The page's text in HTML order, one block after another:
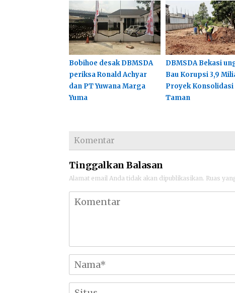
Bobihoe desak DBMSDA
periksa Ronald Achyar
dan PT Yuwana Marga
Yuma
DBMSDA Bekasi
Bau Korupsi 3,9
Proyek Konsolidasi
Taman
Komentar
Tinggalkan Balasan
Alamat email Anda tidak akan dipublikasikan. Ruas